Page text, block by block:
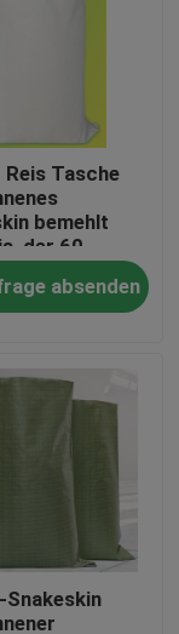
Tasche
bemehlt
der 60
absenden